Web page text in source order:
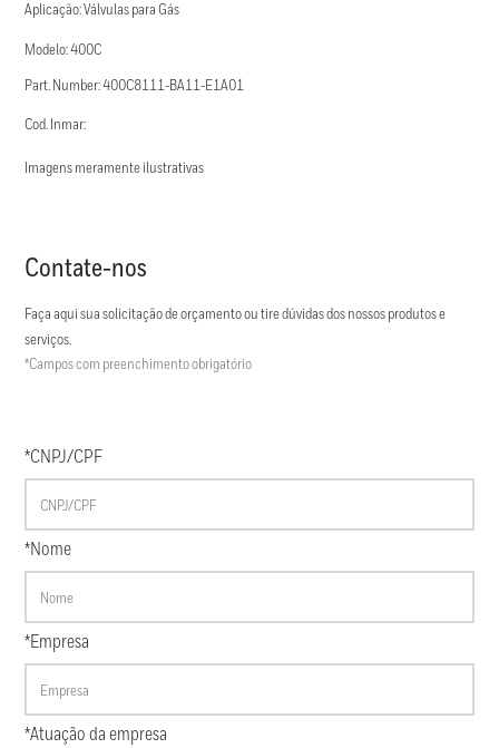
Aplicação: Válvulas para Gás
Modelo: 400C
Part. Number: 400C8111-BA11-E1A01
Cod. Inmar:
Imagens meramente ilustrativas
Contate-nos
Faça aqui sua solicitação de orçamento ou tire dúvidas dos nossos produtos e
serviços.
*Campos com preenchimento obrigatório
*CNPJ/CPF
*Nome
*Empresa
*Atuação da empresa